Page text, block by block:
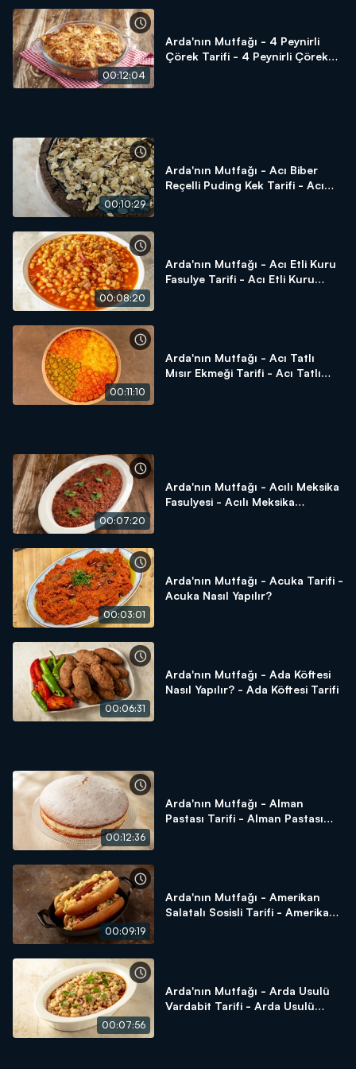
00:12:04
Arda'nın Mutfağı - 4 Peynirli
Çörek Tarifi - 4 Peynirli Çörek
00:10:29
Arda'nın Mutfağı - Acı Biber
Reçelli Puding Kek Tarifi - Acı
00:08:20
Arda'nın Mutfağı - Acı Etli Kuru
Fasulye Tarifi - Acı Etli Kuru
00:11:10
Arda'nın Mutfağı - Acı Tatlı
Mısır Ekmeği Tarifi - Acı Tatlı
00:07:20
Arda'nın Mutfağı - Acılı Meksika
Fasulyesi - Acılı Meksika
00:03:01
Arda'nın Mutfağı - Acuka Tarifi -
Acuka Nasıl Yapılır?
00:06:31
Arda'nın Mutfağı - Ada Köftesi
Nasıl Yapılır? - Ada Köftesi Tarifi
00:12:36
Arda'nın Mutfağı - Alman
Pastası Tarifi - Alman Pastası
00:09:19
Arda'nın Mutfağı - Amerikan
Salatalı Sosisli Tarifi - Amerikan
00:07:56
Arda'nın Mutfağı - Arda Usulü
Vardabit Tarifi - Arda Usulü